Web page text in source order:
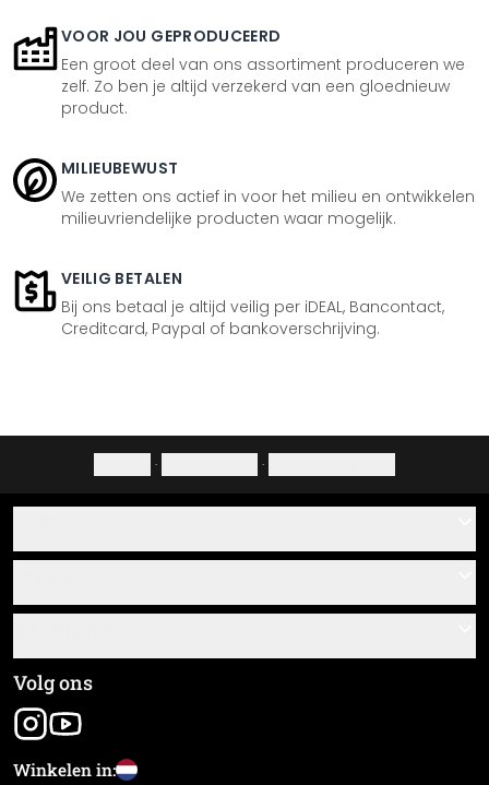
VOOR JOU GEPRODUCEERD
Een groot deel van ons assortiment produceren we
zelf. Zo ben je altijd verzekerd van een gloednieuw
product.
MILIEUBEWUST
We zetten ons actief in voor het milieu en ontwikkelen
milieuvriendelijke producten waar mogelijk.
VEILIG BETALEN
Bij ons betaal je altijd veilig per iDEAL, Bancontact,
Creditcard, Paypal of bankoverschrijving.
· ·
Over ons
Plak- en montagehandleidingen
Materiaaloverzicht
Nieuwsbrief aanmelden
Zending volgen
Algemene voorwaarden
Colofon
Volg ons
Winkelen in: